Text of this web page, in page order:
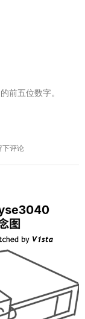
前五位数字。
下评论